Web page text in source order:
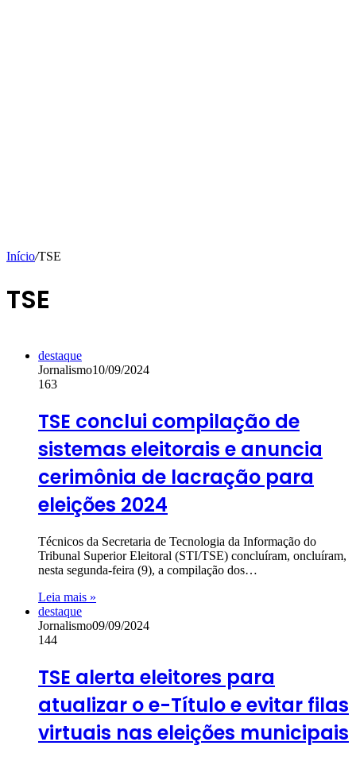
Início/TSE
TSE
destaque
Jornalismo10/09/2024
163
TSE conclui compilação de
sistemas eleitorais e anuncia
cerimônia de lacração para
eleições 2024
Técnicos da Secretaria de Tecnologia da Informação do
Tribunal Superior Eleitoral (STI/TSE) concluíram, oncluíram,
nesta segunda-feira (9), a compilação dos…
Leia mais »
destaque
Jornalismo09/09/2024
144
TSE alerta eleitores para
atualizar o e-Título e evitar filas
virtuais nas eleições municipais